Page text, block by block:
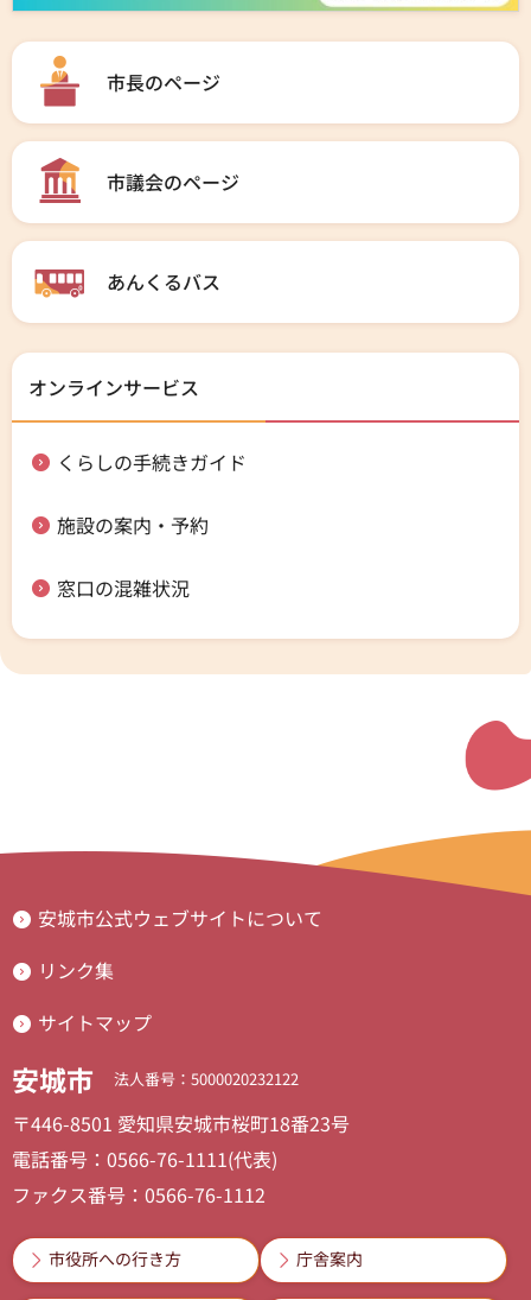
市長のページ
市議会のページ
あんくるバス
オンラインサービス
くらしの手続きガイド
施設の案内・予約
窓口の混雑状況
安城市公式ウェブサイトについて
リンク集
サイトマップ
安城市 法人番号：5000020232122
〒446-8501 愛知県安城市桜町18番23号
電話番号：0566-76-1111(代表)
ファクス番号：0566-76-1112
市役所への行き方 庁舎案内